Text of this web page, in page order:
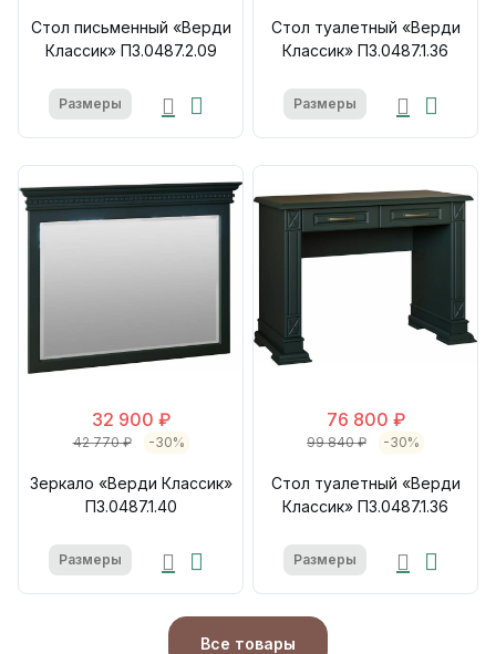
Стол письменный «Верди
Классик» П3.0487.2.09
Размеры
Стол туалетный «Верди
Классик» П3.0487.1.36
Размеры
32 900 ₽
42 770 ₽ -30%
Зеркало «Верди Классик»
П3.0487.1.40
Размеры
76 800 ₽
99 840 ₽ -30%
Стол туалетный «Верди
Классик» П3.0487.1.36
Размеры
Все товары